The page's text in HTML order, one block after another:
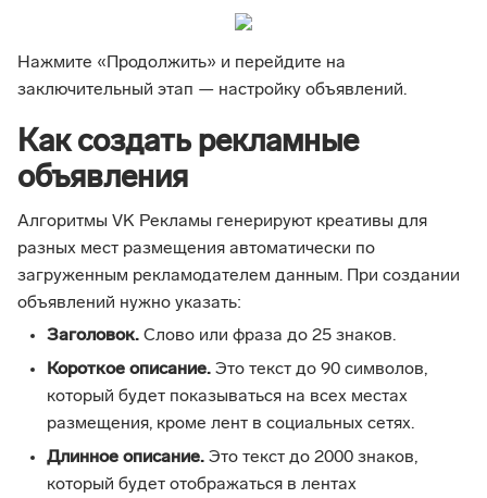
Нажмите «Продолжить» и перейдите на
заключительный этап — настройку объявлений.
Как создать рекламные
объявления
Алгоритмы VK Рекламы генерируют креативы для
разных мест размещения автоматически по
загруженным рекламодателем данным. При создании
объявлений нужно указать:
Заголовок. Слово или фраза до 25 знаков.
Короткое описание. Это текст до 90 символов,
который будет показываться на всех местах
размещения, кроме лент в социальных сетях.
Длинное описание. Это текст до 2000 знаков,
который будет отображаться в лентах